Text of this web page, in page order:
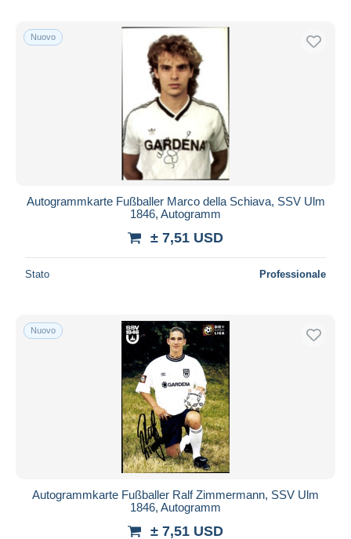
Nuovo
Autogrammkarte Fußballer Marco della Schiava, SSV Ulm
1846, Autogramm
± 7,51 USD
Stato Professionale
Nuovo
Autogrammkarte Fußballer Ralf Zimmermann, SSV Ulm
1846, Autogramm
± 7,51 USD